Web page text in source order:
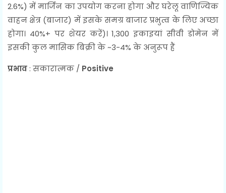
2.6%) में मार्जिन का उपयोग करना होगा और घरेलू वाणिज्यिक
वाहन क्षेत्र (बाजार) में इसके समग्र बाजार प्रभुत्व के लिए अच्छा
होगा। 40%+ पर शेयर करें)। 1,300 इकाइयां सीवी डोमेन में
इसकी कुल मासिक बिक्री के ~3-4% के अनुरूप हैं
प्रभाव: सकारात्मक / Positive